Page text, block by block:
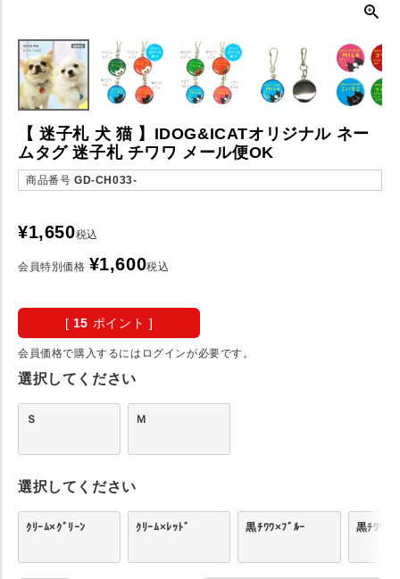
【 迷子札 犬 猫 】IDOG&ICATオリジナル ネー
ムタグ 迷子札 チワワ メール便OK
商品番号 GD-CH033-
¥1,650税込
会員特別価格 ¥1,600税込
[ 15 ポイント ]
会員価格で購入するにはログインが必要です。
選択してください
Ｓ Ｍ
選択してください
ｸﾘｰﾑ×ｸﾞﾘｰﾝ ｸﾘｰﾑ×ﾚｯﾄﾞ 黒ﾁﾜﾜ×ﾌﾞﾙｰ 黒ﾁﾜﾜ×ﾋ